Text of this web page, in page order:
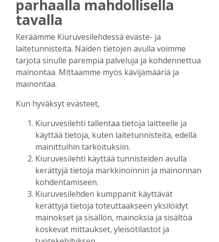
keskustelunaiheita
Tilaajille
Aku Laatikainen 6.8.2026 16:00
OP Kaskimaan vakavaraisuus vahvistui –
korkotason muutos heijastui alkuvuoden
tulokseen
Tilaajille
villitystäkin on havaittavissa, sanoo
syntymäpäiväsankari oppineensa myös
hölläämään vauhtia
Tilaajille
Aku Laatikainen 5.8.2026 09:00
Vaikuttaako afrikkalainen sikarutto
Kiuruvedellä? “Onhan sitä osannut
odottaa”, toteaa luomusikalan yrittäjä
Tilaajille
Hanna Soini 4.8.2026 18:00
parhaalla mahdollisella
tavalla
Keräämme Kiuruvesilehdessä eväste- ja
laitetunnisteita. Näiden tietojen avulla voimme
tarjota sinulle parempia palveluja ja kohdennettua
mainontaa. Mittaamme myös kävijämääriä ja
mainontaa.
Kun hyväksyt evästeet,
Kiuruvesilehti tallentaa tietoja laitteelle ja
käyttää tietoja, kuten laitetunnisteita, edellä
mainittuihin tarkoituksiin.
Kiuruvesilehti käyttää tunnisteiden avulla
kerättyjä tietoja markkinoinnin ja mainonnan
kohdentamiseen.
Kiuruvesilehden kumppanit käyttävät
kerättyjä tietoja toteuttaakseen yksilöidyt
mainokset ja sisällön, mainoksia ja sisältöä
koskevat mittaukset, yleisötilastot ja